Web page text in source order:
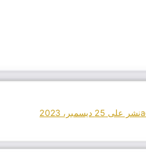
نشر على 25 ديسمبر، 2023